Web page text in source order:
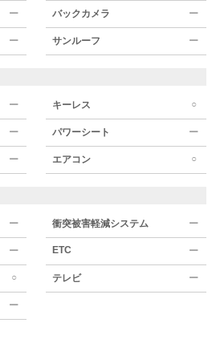
ー バックカメラ ー
ー サンルーフ ー
ー キーレス ○
ー パワーシート ー
ー エアコン ○
ー 衝突被害軽減システム ー
ー ETC ー
○ テレビ ー
ー